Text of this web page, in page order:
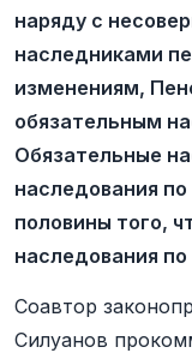
наряду с
наследниками
изменениям,
обязательным
Обязательные
наследования
половины того,
наследования по
Соавтор
Силуанов